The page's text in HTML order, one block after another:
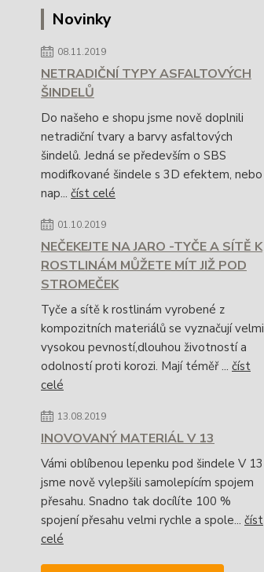
Novinky
08.11.2019
NETRADIČNÍ TYPY ASFALTOVÝCH
ŠINDELŮ
Do našeho e shopu jsme nově doplnili
netradiční tvary a barvy asfaltových
šindelů. Jedná se především o SBS
modifkované šindele s 3D efektem, nebo
nap... číst celé
01.10.2019
NEČEKEJTE NA JARO -TYČE A SÍTĚ K
ROSTLINÁM MŮŽETE MÍT JIŽ POD
STROMEČEK
Tyče a sítě k rostlinám vyrobené z
kompozitních materiálů se vyznačují velmi
vysokou pevností,dlouhou životností a
odolností proti korozi. Mají téměř ... číst
celé
13.08.2019
INOVOVANÝ MATERIÁL V 13
Vámi oblíbenou lepenku pod šindele V 13
jsme nově vylepšili samolepícím spojem
přesahu. Snadno tak docílíte 100 %
spojení přesahu velmi rychle a spole... číst
celé